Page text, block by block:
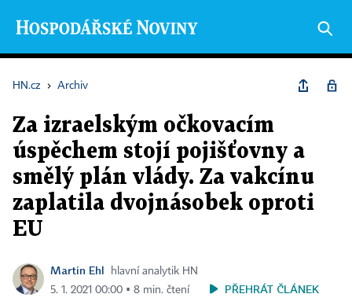
HN.cz › Archiv
Za izraelským očkovacím
úspěchem stojí pojišťovny a
smělý plán vlády. Za vakcínu
zaplatila dvojnásobek oproti
EU
Martin Ehl
hlavní analytik HN
5. 1. 2021 00:00 ▪ 8 min. čtení
PŘEHRÁT ČLÁNEK